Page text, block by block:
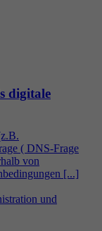
digitale
( DNS-Frage
von
[...]
und